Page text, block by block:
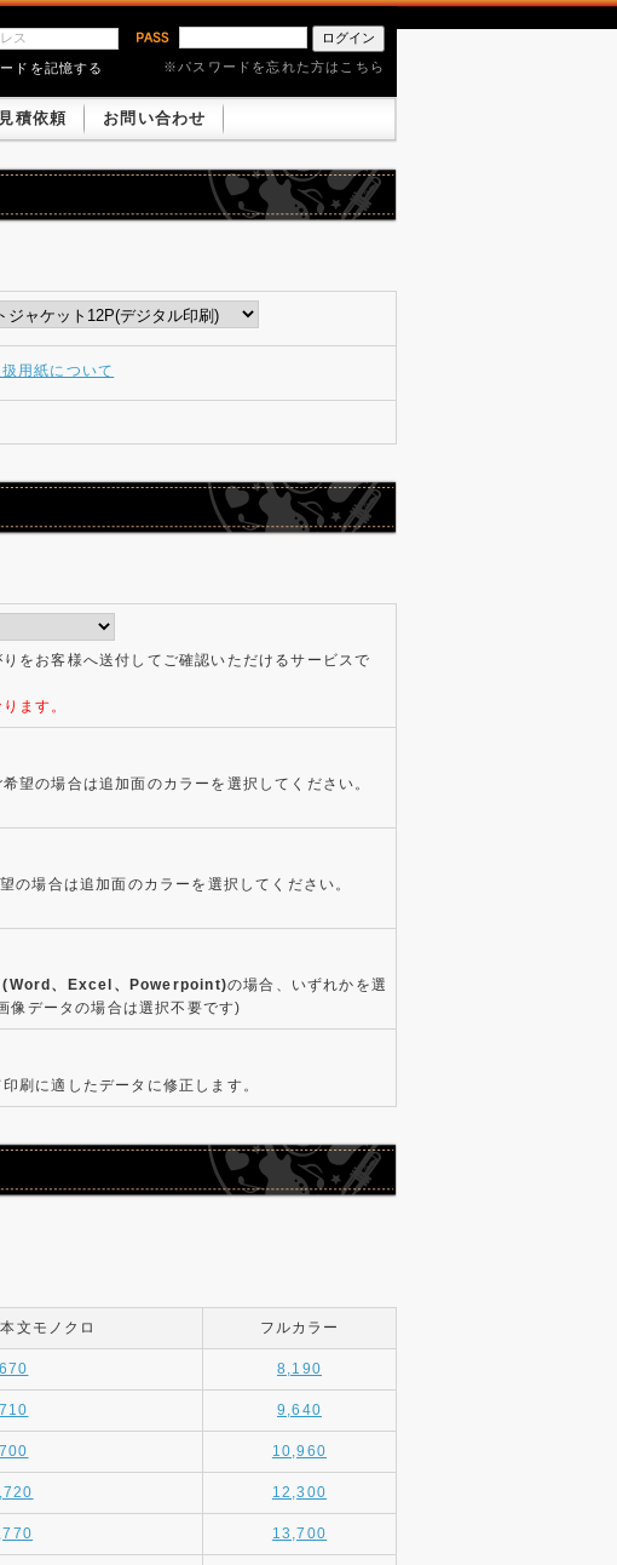
ドを記憶する ※パスワードを忘れた方はこちら
積依頼 お問い合わせ
用紙について
をお客様へ送付してご確認いただけるサービスで
ます。
望の場合は追加面のカラーを選択してください。
の場合は追加面のカラーを選択してください。
、Excel、Powerpoint)の場合、いずれかを選
像データの場合は選択不要です)
刷に適したデータに修正します。
文モノクロ フルカラー
8,190
9,640
10,960
12,300
13,700